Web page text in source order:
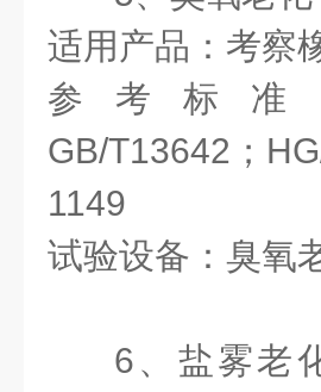
适用产品：考察
参考标准：
GB/T13642；
1149
试验设备：臭氧
6、盐雾老